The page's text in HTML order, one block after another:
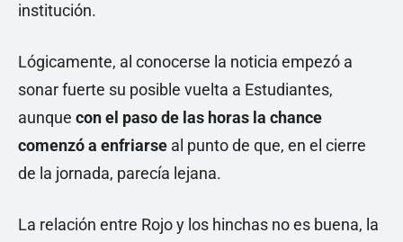
institución.
Lógicamente, al conocerse la noticia empezó a
sonar fuerte su posible vuelta a Estudiantes,
aunque con el paso de las horas la chance
comenzó a enfriarse al punto de que, en el cierre
de la jornada, parecía lejana.
La relación entre Rojo y los hinchas no es buena, la